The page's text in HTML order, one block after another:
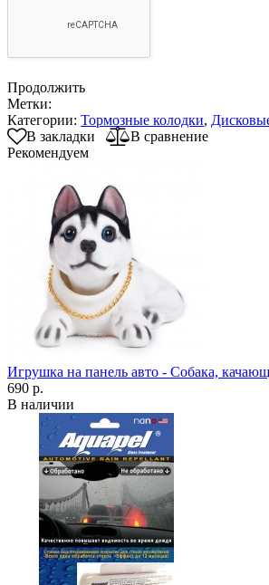
Продолжить
Метки:
Категории: Тормозные колодки,
В закладки
В сравнение
Рекомендуем
Игрушка на панель авто - Собака,
690 р.
В наличии